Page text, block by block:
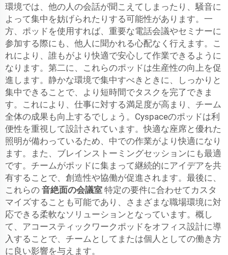
環境では、他の人の会話が聞こえてしまったり、騒音に
よって集中を妨げられたりする可能性があります。一
方、ポッドを使用すれば、重要な電話会議やセミナーに
参加する際にも、他人に聞かれる心配なく行えます。こ
れにより、誰もがより快適で安心して作業できるように
なります。第二に、これらのポッドは生産性の向上を促
進します。静かな環境で集中すべきときに、しっかりと
集中できることで、より短時間でタスクを完了できま
す。これにより、仕事に対する満足度が高まり、チーム
全体の成果も向上するでしょう。Cyspaceのポッドは利
便性を重視して設計されています。快適な座席と優れた
照明が備わっているため、中での作業がより快適になり
ます。また、ブレインストーミングセッションにも最適
です。チームがポッドに集まって継続的にアイデアを共
有することで、創造性や協働が促進されます。最後に、
これらの 音絶面の会議室 特定の要件に合わせてカスタ
マイズすることも可能であり、さまざまな職場環境に対
応できる柔軟なソリューションとなっています。概し
て、アコースティックワークポッドをオフィス設計に導
入することで、チームとしてまたは個人としての働き方
に良い影響を与えます。